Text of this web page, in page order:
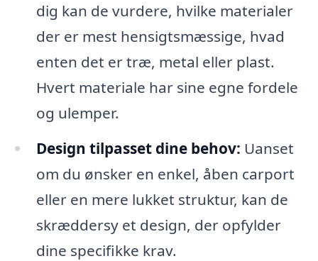
dig kan de vurdere, hvilke materialer
der er mest hensigtsmæssige, hvad
enten det er træ, metal eller plast.
Hvert materiale har sine egne fordele
og ulemper.
Design tilpasset dine behov: Uanset
om du ønsker en enkel, åben carport
eller en mere lukket struktur, kan de
skræddersy et design, der opfylder
dine specifikke krav.